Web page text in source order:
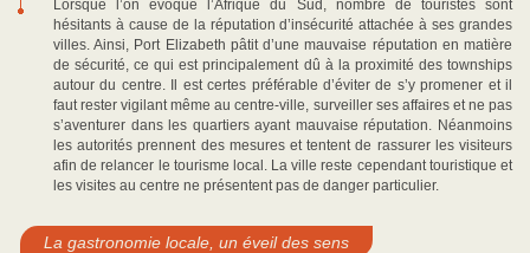
Lorsque l’on évoque l’Afrique du Sud, nombre de touristes sont
hésitants à cause de la réputation d’insécurité attachée à ses grandes
villes. Ainsi, Port Elizabeth pâtit d’une mauvaise réputation en matière
de sécurité, ce qui est principalement dû à la proximité des townships
autour du centre. Il est certes préférable d’éviter de s’y promener et il
faut rester vigilant même au centre-ville, surveiller ses affaires et ne pas
s’aventurer dans les quartiers ayant mauvaise réputation. Néanmoins
les autorités prennent des mesures et tentent de rassurer les visiteurs
afin de relancer le tourisme local. La ville reste cependant touristique et
les visites au centre ne présentent pas de danger particulier.
La gastronomie locale, un éveil des sens